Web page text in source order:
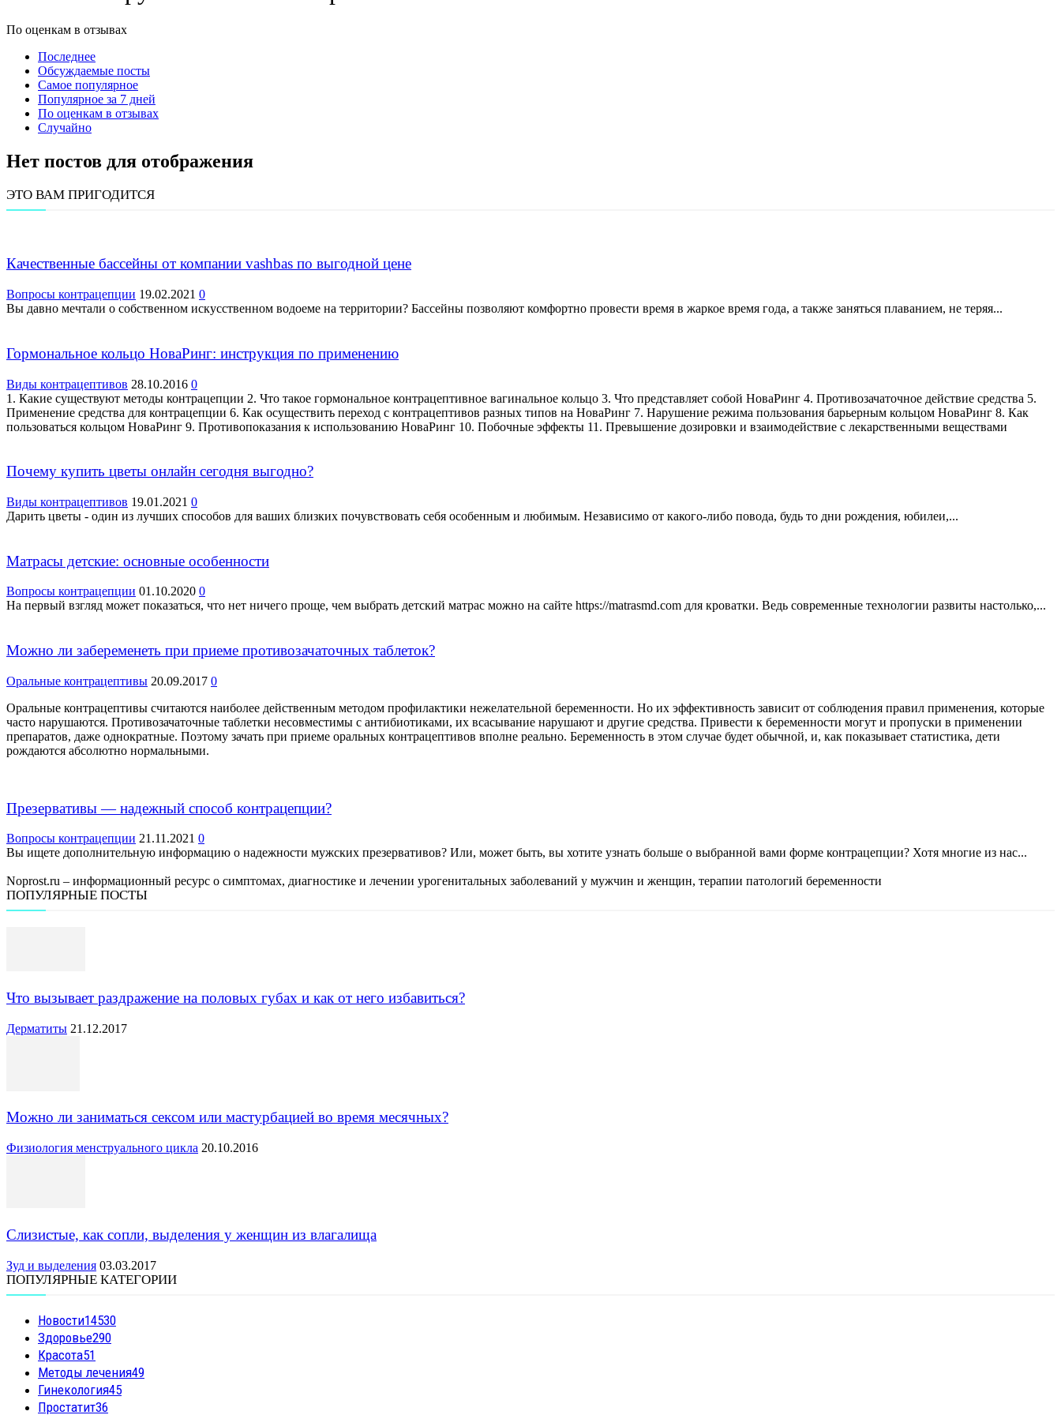
По оценкам в отзывах
Последнее
Обсуждаемые посты
Самое популярное
Популярное за 7 дней
По оценкам в отзывах
Случайно
Нет постов для отображения
ЭТО ВАМ ПРИГОДИТСЯ
Качественные бассейны от компании vashbas по выгодной цене
Вопросы контрацепции 19.02.2021 0
Вы давно мечтали о собственном искусственном водоеме на территории? Бассейны позволяют комфортно провести время в жаркое время года, а также заняться плаванием, не теряя...
Гормональное кольцо НоваРинг: инструкция по применению
Виды контрацептивов 28.10.2016 0
1. Какие существуют методы контрацепции 2. Что такое гормональное контрацептивное вагинальное кольцо 3. Что представляет собой НоваРинг 4. Противозачаточное действие средства 5.
Применение средства для контрацепции 6. Как осуществить переход с контрацептивов разных типов на НоваРинг 7. Нарушение режима пользования барьерным кольцом НоваРинг 8. Как
пользоваться кольцом НоваРинг 9. Противопоказания к использованию НоваРинг 10. Побочные эффекты 11. Превышение дозировки и взаимодействие с лекарственными веществами
Почему купить цветы онлайн сегодня выгодно?
Виды контрацептивов 19.01.2021 0
Дарить цветы - один из лучших способов для ваших близких почувствовать себя особенным и любимым. Независимо от какого-либо повода, будь то дни рождения, юбилеи,...
Матрасы детские: основные особенности
Вопросы контрацепции 01.10.2020 0
На первый взгляд может показаться, что нет ничего проще, чем выбрать детский матрас можно на сайте https://matrasmd.com для кроватки. Ведь современные технологии развиты настолько,...
Можно ли забеременеть при приеме противозачаточных таблеток?
Оральные контрацептивы 20.09.2017 0
Оральные контрацептивы считаются наиболее действенным методом профилактики нежелательной беременности. Но их эффективность зависит от соблюдения правил применения, которые
часто нарушаются. Противозачаточные таблетки несовместимы с антибиотиками, их всасывание нарушают и другие средства. Привести к беременности могут и пропуски в применении
препаратов, даже однократные. Поэтому зачать при приеме оральных контрацептивов вполне реально. Беременность в этом случае будет обычной, и, как показывает статистика, дети
рождаются абсолютно нормальными.
Презервативы — надежный способ контрацепции?
Вопросы контрацепции 21.11.2021 0
Вы ищете дополнительную информацию о надежности мужских презервативов? Или, может быть, вы хотите узнать больше о выбранной вами форме контрацепции? Хотя многие из нас...
Noprost.ru – информационный ресурс о симптомах, диагностике и лечении урогенитальных заболеваний у мужчин и женщин, терапии патологий беременности
ПОПУЛЯРНЫЕ ПОСТЫ
Что вызывает раздражение на половых губах и как от него избавиться?
Дерматиты 21.12.2017
Можно ли заниматься сексом или мастурбацией во время месячных?
Физиология менструального цикла 20.10.2016
Слизистые, как сопли, выделения у женщин из влагалища
Зуд и выделения 03.03.2017
ПОПУЛЯРНЫЕ КАТЕГОРИИ
Новости14530
Здоровье290
Красота51
Методы лечения49
Гинекология45
Простатит36